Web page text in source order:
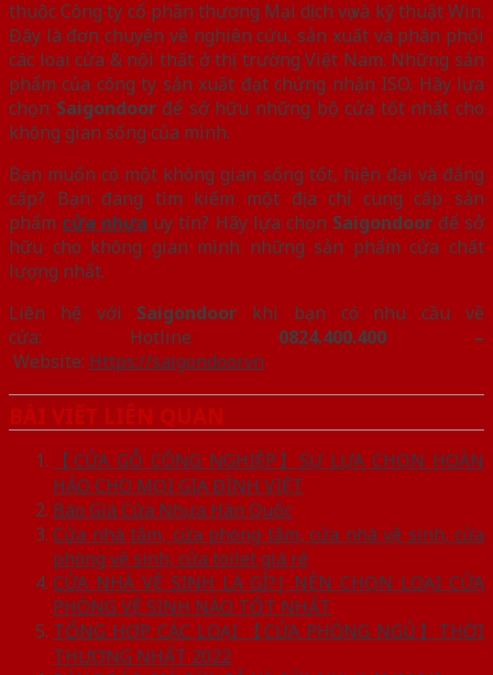
thuộc Công ty cổ phần thương Mại dịch vụ và kỹ thuật Win.
Đây là đơn chuyên về nghiên cứu, sản xuất và phân phối
các loại cửa & nội thất ở thị trường Việt Nam. Những sản
phẩm của công ty sản xuất đạt chứng nhận ISO. Hãy lựa
chọn Saigondoorđể sở hữu những bộ cửa tốt nhất cho
không gian sống của mình.
Bạn muốn có một không gian sống tốt, hiện đại và đẳng
cấp? Bạn đang tìm kiếm một địa chỉ cung cấp sản
phẩm cửa nhựa uy tín? Hãy lựa chọn Saigondoorđể sở
hữu cho không gian mình những sản phẩm cửa chất
lượng nhất.
Liên hệ với Saigondoor khi bạn có nhu cầu về
cửa: Hotline 0824.400.400 –
Website: Https://saigondoor.vn
BÀI VIẾT LIÊN QUAN
【CỬA GỖ CÔNG NGHIỆP】SỰ LỰA CHỌN HOÀN
HẢO CHO MỌI GIA ĐÌNH VIỆT
Báo Giá Cửa Nhựa Hàn Quốc
Cửa nhà tắm, cửa phòng tắm, cửa nhà vệ sinh, cửa
phòng vệ sinh, cửa toilet giá rẻ
CỬA NHÀ VỆ SINH LÀ GÌ?| NÊN CHỌN LOẠI CỬA
PHÒNG VỆ SINH NÀO TỐT NHẤT
TỔNG HỢP CÁC LOẠI 【CỬA PHÒNG NGỦ】THỜI
THƯỢNG NHẤT 2022